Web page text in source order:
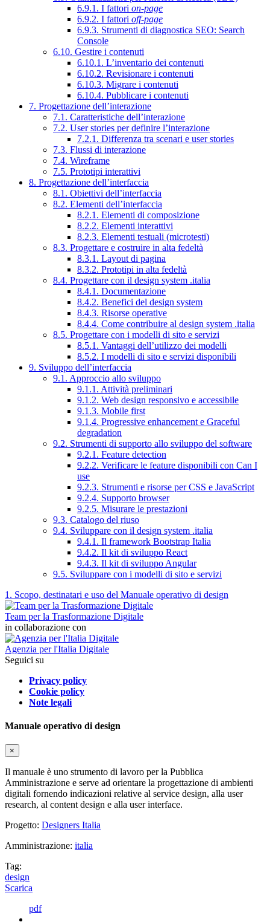
6.9.1. I fattori on-page
6.9.2. I fattori off-page
6.9.3. Strumenti di diagnostica SEO: Search
Console
6.10. Gestire i contenuti
6.10.1. L’inventario dei contenuti
6.10.2. Revisionare i contenuti
6.10.3. Migrare i contenuti
6.10.4. Pubblicare i contenuti
7. Progettazione dell’interazione
7.1. Caratteristiche dell’interazione
7.2. User stories per definire l’interazione
7.2.1. Differenza tra scenari e user stories
7.3. Flussi di interazione
7.4. Wireframe
7.5. Prototipi interattivi
8. Progettazione dell’interfaccia
8.1. Obiettivi dell’interfaccia
8.2. Elementi dell’interfaccia
8.2.1. Elementi di composizione
8.2.2. Elementi interattivi
8.2.3. Elementi testuali (microtesti)
8.3. Progettare e costruire in alta fedeltà
8.3.1. Layout di pagina
8.3.2. Prototipi in alta fedeltà
8.4. Progettare con il design system .italia
8.4.1. Documentazione
8.4.2. Benefici del design system
8.4.3. Risorse operative
8.4.4. Come contribuire al design system .italia
8.5. Progettare con i modelli di sito e servizi
8.5.1. Vantaggi dell’utilizzo dei modelli
8.5.2. I modelli di sito e servizi disponibili
9. Sviluppo dell’interfaccia
9.1. Approccio allo sviluppo
9.1.1. Attività preliminari
9.1.2. Web design responsivo e accessibile
9.1.3. Mobile first
9.1.4. Progressive enhancement e Graceful
degradation
9.2. Strumenti di supporto allo sviluppo del software
9.2.1. Feature detection
9.2.2. Verificare le feature disponibili con Can I
use
9.2.3. Strumenti e risorse per CSS e JavaScript
9.2.4. Supporto browser
9.2.5. Misurare le prestazioni
9.3. Catalogo del riuso
9.4. Sviluppare con il design system .italia
9.4.1. Il framework Bootstrap Italia
9.4.2. Il kit di sviluppo React
9.4.3. Il kit di sviluppo Angular
9.5. Sviluppare con i modelli di sito e servizi
1. Scopo, destinatari e uso del Manuale operativo di design
Team per la Trasformazione Digitale
in collaborazione con
Agenzia per l'Italia Digitale
Seguici su
Privacy policy
Cookie policy
Note legali
Manuale operativo di design
×
Il manuale è uno strumento di lavoro per la Pubblica
Amministrazione e serve ad orientare la progettazione di ambienti
digitali fornendo indicazioni relative al service design, alla user
research, al content design e alla user interface.
Progetto: Designers Italia
Amministrazione: italia
Tag:
design
Scarica
pdf